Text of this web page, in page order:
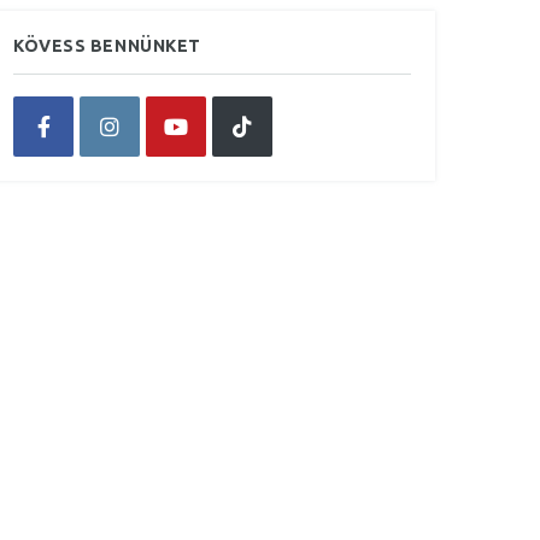
KÖVESS BENNÜNKET